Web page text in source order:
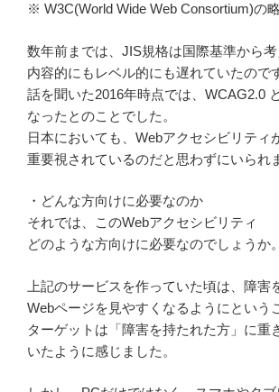
※ W3C(World Wide Web Consortium)の
数年前までは、JIS規格は国際基準から考
内容的にもレベル的にも遅れていたので
話を聞いた2016年時点では、WCAG2.0
なったとのことでした。
日本においても、Webアクセシビリティ
重要視されているのだと思わずにいられ
・どんな方向けに必要なのか
それでは、このWebアクセシビリティ
どのような方向けに必要なのでしょうか。
上記のサービスを作っていた頃は、障害
Webページを見やすくなるようにという
ターゲットは「障害を持たれた方」に重
いたように感じました。